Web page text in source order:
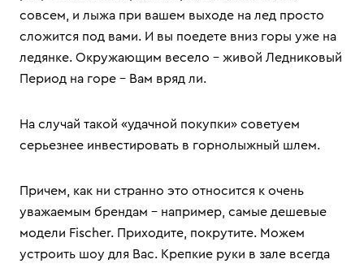
совсем, и лыжа при вашем выходе на лед просто
сложится под вами. И вы поедете вниз горы уже на
ледянке. Окружающим весело – живой Ледниковый
Период на горе – Вам вряд ли.
На случай такой «удачной покупки» советуем
серьезнее инвестировать в горнолыжный шлем.
Причем, как ни странно это относится к очень
уважаемым брендам – например, самые дешевые
модели Fischer. Приходите, покрутите. Можем
устроить шоу для Вас. Крепкие руки в зале всегда